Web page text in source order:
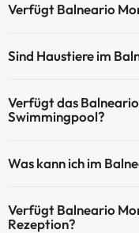
nach Verfügbarkeit):
Verfügt Balneario
Sind Haustiere im
Verfügt das
Swimmingpool?
Service ist eventuell
Außenpool
Was kann ich im
davon können
Verfügt Balneario
Rezeption?